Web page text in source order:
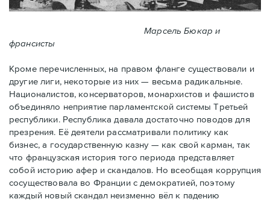
Марсель Бюкар и
франсисты
Кроме перечисленных, на правом фланге существовали и
другие лиги, некоторые из них — весьма радикальные.
Националистов, консерваторов, монархистов и фашистов
объединяло неприятие парламентской системы Третьей
республики. Республика давала достаточно поводов для
презрения. Её деятели рассматривали политику как
бизнес, а государственную казну — как свой карман, так
что французская история того периода представляет
собой историю афер и скандалов. Но всеобщая коррупция
сосуществовала во Франции с демократией, поэтому
каждый новый скандал неизменно вёл к падению